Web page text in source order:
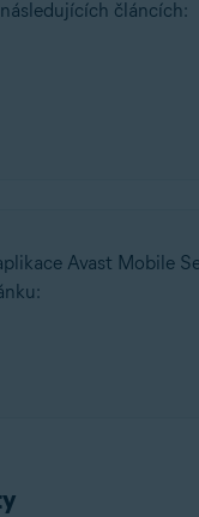
článcích:
Avast Mobile